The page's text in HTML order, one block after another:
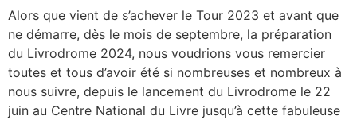
Alors que vient de s’achever le Tour 2023 et avant que
ne démarre, dès le mois de septembre, la préparation
du Livrodrome 2024, nous voudrions vous remercier
toutes et tous d’avoir été si nombreuses et nombreux à
nous suivre, depuis le lancement du Livrodrome le 22
juin au Centre National du Livre jusqu’à cette fabuleuse